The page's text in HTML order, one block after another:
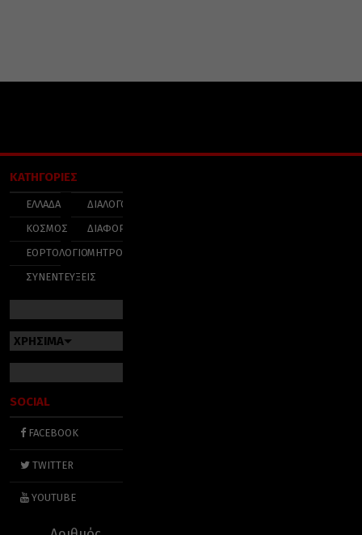
ΚΑΤΗΓΟΡΙΕΣ
ΕΛΛΑΔΑ
ΚΟΣΜΟΣ
ΕΟΡΤΟΛΟΓΙΟ
ΣΥΝΕΝΤΕΥΞΕΙΣ
ΔΙΑΛΟΓΟΣ
ΔΙΑΦΟΡΑ
ΜΗΤΡΟΠΟΛΕΙΣ
ΧΡΗΣΙΜΑ
SOCIAL
FACEBOOK
TWITTER
YOUTUBE